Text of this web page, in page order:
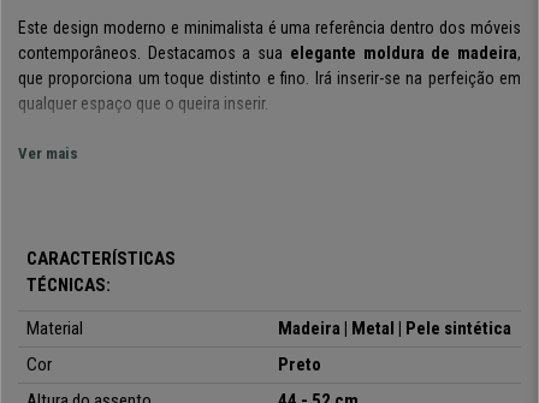
Este design moderno e minimalista é uma referência dentro dos móveis
contemporâneos. Destacamos a sua elegante moldura de madeira,
que proporciona um toque distinto e fino. Irá inserir-se na perfeição em
qualquer espaço que o queira inserir.
Tanto o
No que diz respeito ao conforto, o seu mecanismo de balanço
permite passar longos períodos de tempo na cadeira. O design das
linhas ergonómicas,
juntamente com todos os ajustes deste modelo,
8 horas de utilização diária.
Ver mais
CARACTERÍSTICAS
TÉCNICAS:
Material
Madeira | Metal | Pele sintética
Cor
Preto